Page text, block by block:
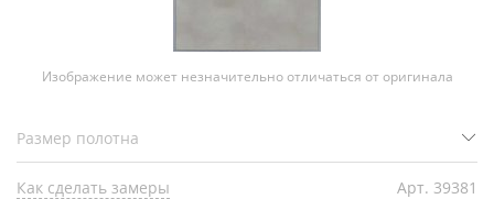
Изображение может незначительно отличаться от оригинала
Как сделать замеры Арт. 39381